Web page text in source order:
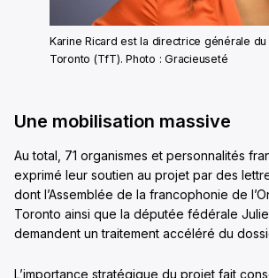
Karine Ricard est la directrice générale
Toronto (TfT). Photo : Gracieuseté
Une mobilisation massive
Au total, 71 organismes et personnalités
exprimé leur soutien au projet par des
dont l’Assemblée de la francophonie de
Toronto ainsi que la députée fédérale
demandent un traitement accéléré du
L’importance stratégique du projet fait